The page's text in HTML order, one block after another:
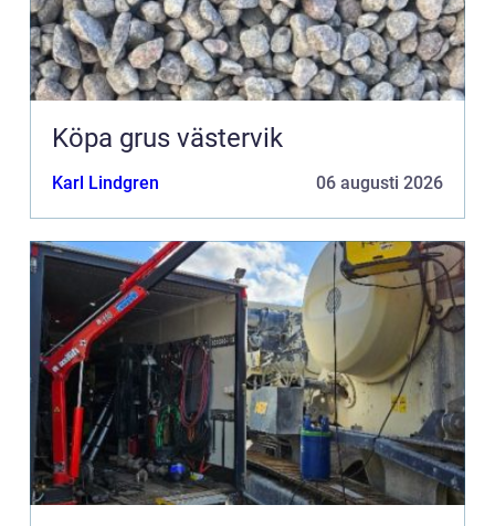
Köpa grus västervik
Karl Lindgren 06 augusti 2026